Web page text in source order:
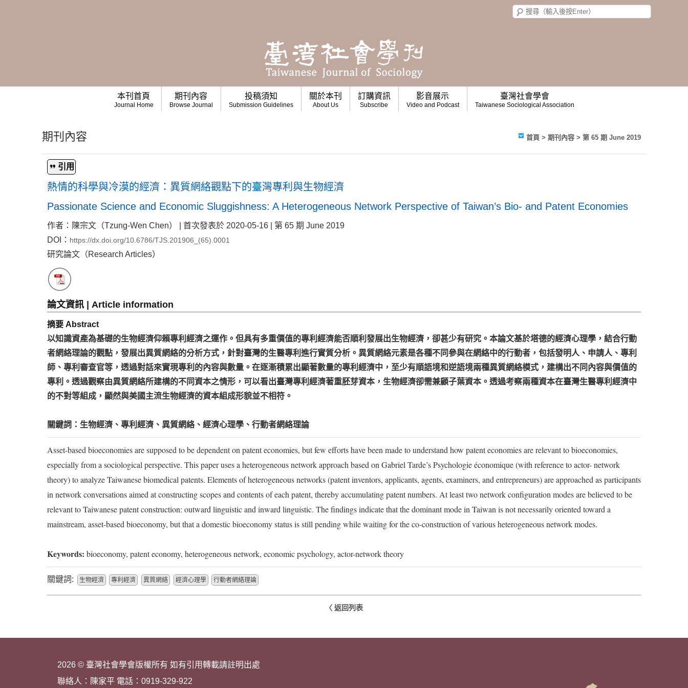
本刊首頁
Journal Home
期刊內容
Browse Journal
投稿須知
Submission Guidelines
關於本刊
About Us
訂購資訊
Subscribe
影音展示
Video and Podcast
臺灣社會學會
Taiwanese Sociological Association
期刊內容 首頁 > 期刊內容 > 第 65 期 June 2019
引用
熱情的科學與冷漠的經濟：異質網絡觀點下的臺灣專利與生物經濟
Passionate Science and Economic Sluggishness: A Heterogeneous Network Perspective of Taiwan’s Bio- and Patent Economies
作者：陳宗文（Tzung-Wen Chen） | 首次發表於 2020-05-16 | 第 65 期 June 2019
DOI： https://dx.doi.org/10.6786/TJS.201906_(65).0001
研究論文（Research Articles）
論文資訊 | Article information
摘要 Abstract
以知識資產為基礎的生物經濟仰賴專利經濟之運作。但具有多重價值的專利經濟能否順利發展出生物經濟，卻甚少有研究。本論文基於塔德的經濟心理學，結合行動
者網絡理論的觀點，發展出異質網絡的分析方式，針對臺灣的生醫專利進行實質分析。異質網絡元素是各種不同參與在網絡中的行動者，包括發明人、申請人、專利
師、專利審查官等，透過對話來實現專利的內容與數量。在逐漸積累出顯著數量的專利經濟中，至少有順語境和逆語境兩種異質網絡模式，建構出不同內容與價值的
專利。透過觀察由異質網絡所建構的不同資本之情形，可以看出臺灣專利經濟著重胚芽資本，生物經濟卻需兼顧子葉資本。透過考察兩種資本在臺灣生醫專利經濟中
的不對等組成，顯然與美國主流生物經濟的資本組成形貌並不相符。
關鍵詞：生物經濟、專利經濟、異質網絡、經濟心理學、行動者網絡理論
Asset-based bioeconomies are supposed to be dependent on patent economies, but few efforts have been made to understand how patent economies are relevant to bioeconomies,
especially from a sociological perspective. This paper uses a heterogeneous network approach based on Gabriel Tarde’s Psychologie économique (with reference to actor- network
theory) to analyze Taiwanese biomedical patents. Elements of heterogeneous networks (patent inventors, applicants, agents, examiners, and entrepreneurs) are approached as participants
in network conversations aimed at constructing scopes and contents of each patent, thereby accumulating patent numbers. At least two network configuration modes are believed to be
relevant to Taiwanese patent construction: outward linguistic and inward linguistic. The findings indicate that the dominant mode in Taiwan is not necessarily oriented toward a
mainstream, asset-based bioeconomy, but that a domestic bioeconomy status is still pending while waiting for the co-construction of various heterogeneous network modes.
Keywords: bioeconomy, patent economy, heterogeneous network, economic psychology, actor-network theory
關鍵詞: 生物經濟 專利經濟 異質網絡 經濟心理學 行動者網絡理論
〈 返回列表
2026 © 臺灣社會學會版權所有 如有引用轉載請註明出處
聯絡人：陳家平 電話：0919-329-922